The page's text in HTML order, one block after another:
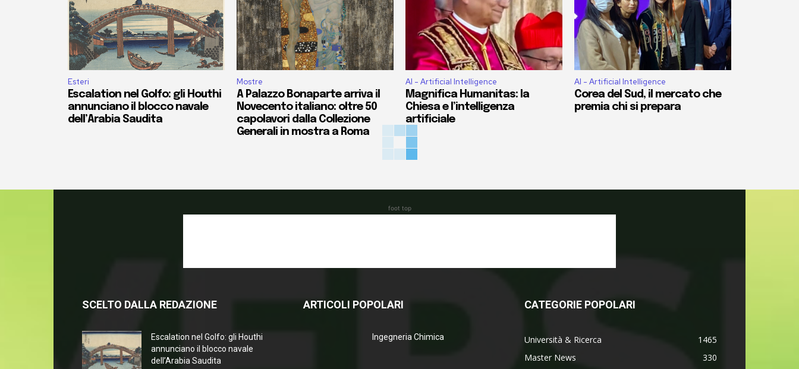
Esteri
Escalation nel Golfo: gli Houthi
annunciano il blocco navale
dell’Arabia Saudita
Mostre
A Palazzo Bonaparte arriva il
Novecento italiano: oltre 50
capolavori dalla Collezione
Generali in mostra a Roma
AI - Artificial Intelligence
Magnifica Humanitas: la
Chiesa e l’intelligenza
artificiale
AI - Artificial Intelligence
Corea del Sud, il mercato che
premia chi si prepara
foot top
SCELTO DALLA REDAZIONE
Escalation nel Golfo: gli Houthi
annunciano il blocco navale
dell’Arabia Saudita
ARTICOLI POPOLARI
Ingegneria Chimica
CATEGORIE POPOLARI
Università & Ricerca
1465
Master News
330